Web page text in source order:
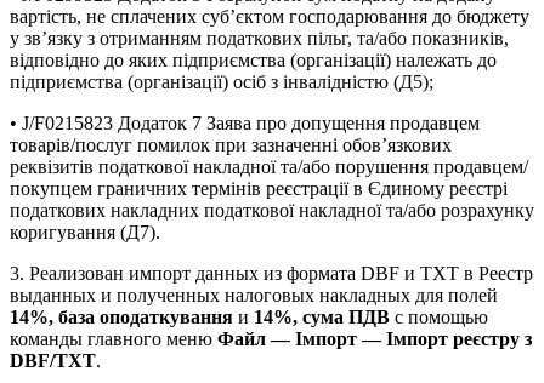
вартість, не сплачених суб’єктом господарювання до бюджету
у зв’язку з отриманням податкових пільг, та/або показників,
відповідно до яких підприємства (організації) належать до
підприємства (організації) осіб з інвалідністю (Д5);
• J/F0215823 Додаток 7 Заява про допущення продавцем
товарів/послуг помилок при зазначенні обов’язкових
реквізитів податкової накладної та/або порушення продавцем/
покупцем граничних термінів реєстрації в Єдиному реєстрі
податкових накладних податкової накладної та/або розрахунку
коригування (Д7).
3. Реализован импорт данных из формата DBF и ТХТ в Реестр
выданных и полученных налоговых накладных для полей
14%, база оподаткування и 14%, сума ПДВ с помощью
команды главного меню Файл — Імпорт — Імпорт реєстру з
DBF/TXT.